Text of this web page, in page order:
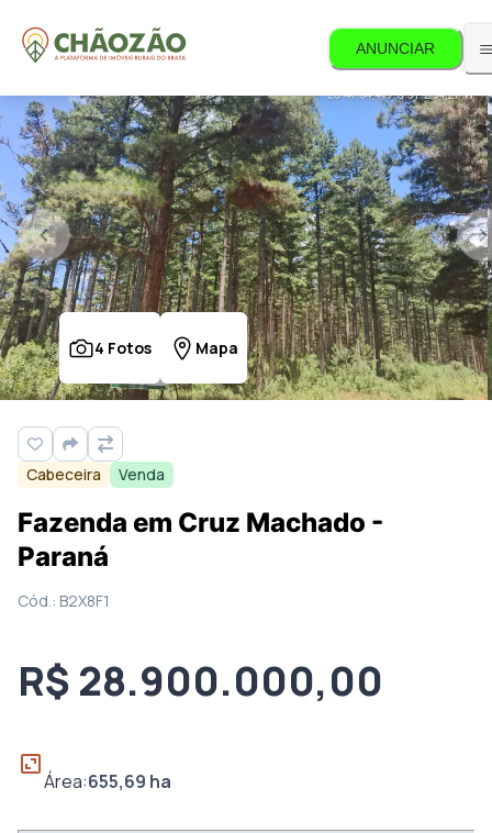
ANUNCIAR
4 Fotos Mapa
Cabeceira Venda
Fazenda em Cruz Machado -
Paraná
Cód.: B2X8F1
R$ 28.900.000,00
Área:655,69 ha